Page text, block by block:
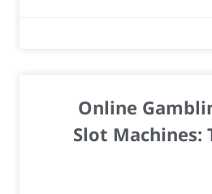
Online
Slot